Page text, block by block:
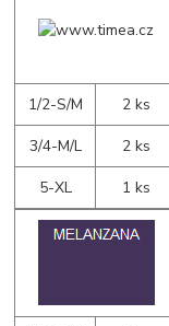
1/2-S/M
2 ks
3/4-M/L
2 ks
5-XL
1 ks